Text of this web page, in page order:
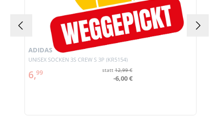
UNISEX SOCKEN 3S CREW S 3P (KR5154)
ADIDAS
6,99 statt12,99 €
-6,00 €